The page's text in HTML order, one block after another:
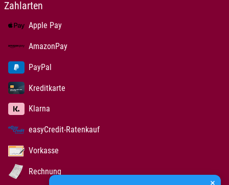
Zahlarten
Apple Pay
AmazonPay
PayPal
Kreditkarte
Klarna
easyCredit-Ratenkauf
Vorkasse
Rechnung